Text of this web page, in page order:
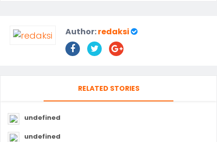
Author:redaksi
RELATED STORIES
undefined
undefined